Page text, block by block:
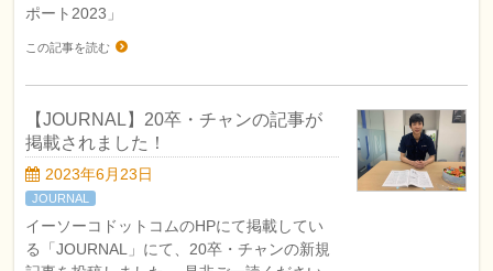
ポート2023」
この記事を読む
【JOURNAL】20卒・チャンの記事が
掲載されました！
2023年6月23日
JOURNAL
イーソーコドットコムのHPにて掲載してい
る「JOURNAL」にて、20卒・チャンの新規